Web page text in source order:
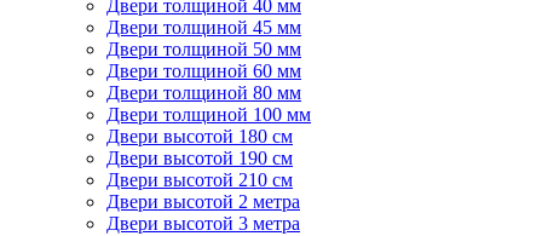
Двери толщиной 40 мм
Двери толщиной 45 мм
Двери толщиной 50 мм
Двери толщиной 60 мм
Двери толщиной 80 мм
Двери толщиной 100 мм
Двери высотой 180 см
Двери высотой 190 см
Двери высотой 210 см
Двери высотой 2 метра
Двери высотой 3 метра